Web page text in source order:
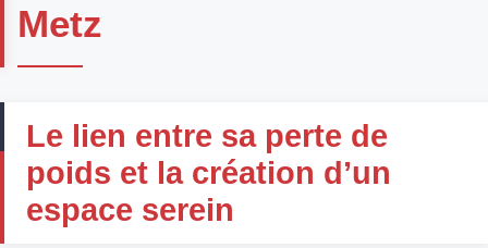
Metz
Le lien entre sa perte de
poids et la création d’un
espace serein